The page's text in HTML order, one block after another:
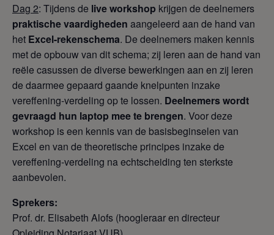
Dag 2: Tijdens de live workshop krijgen de deelnemers
praktische vaardigheden aangeleerd aan de hand van
het Excel-rekenschema. De deelnemers maken kennis
met de opbouw van dit schema; zij leren aan de hand van
reële casussen de diverse bewerkingen aan en zij leren
de daarmee gepaard gaande knelpunten inzake
vereffening-verdeling op te lossen. Deelnemers wordt
gevraagd hun laptop mee te brengen. Voor deze
workshop is een kennis van de basisbeginselen van
Excel en van de theoretische principes inzake de
vereffening-verdeling na echtscheiding ten sterkste
aanbevolen.
Sprekers:
Prof. dr. Elisabeth Alofs (hoogleraar en directeur